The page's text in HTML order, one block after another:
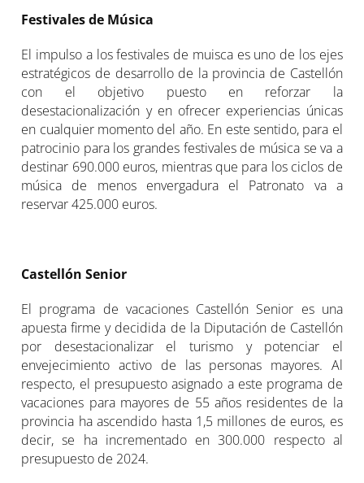
Festivales de Música
El impulso a los festivales de muisca es uno de los ejes
estratégicos de desarrollo de la provincia de Castellón
con el objetivo puesto en reforzar la
desestacionalización y en ofrecer experiencias únicas
en cualquier momento del año. En este sentido, para el
patrocinio para los grandes festivales de música se va a
destinar 690.000 euros, mientras que para los ciclos de
música de menos envergadura el Patronato va a
reservar 425.000 euros.
Castellón Senior
El programa de vacaciones Castellón Senior es una
apuesta firme y decidida de la Diputación de Castellón
por desestacionalizar el turismo y potenciar el
envejecimiento activo de las personas mayores. Al
respecto, el presupuesto asignado a este programa de
vacaciones para mayores de 55 años residentes de la
provincia ha ascendido hasta 1,5 millones de euros, es
decir, se ha incrementado en 300.000 respecto al
presupuesto de 2024.